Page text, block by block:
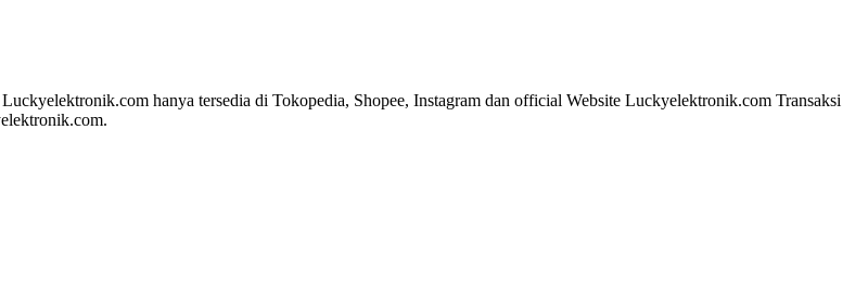
Luckyelektronik.com hanya tersedia di Tokopedia, Shopee, Instagram dan official Website Luckyelektronik.com Transaksi